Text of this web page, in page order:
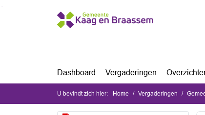
Ga naar de inhoud van deze pagina
Ga naar het zoeken
Ga naar het menu
Dashboard Vergaderingen
U bevindt zich hier: Home Vergaderingen